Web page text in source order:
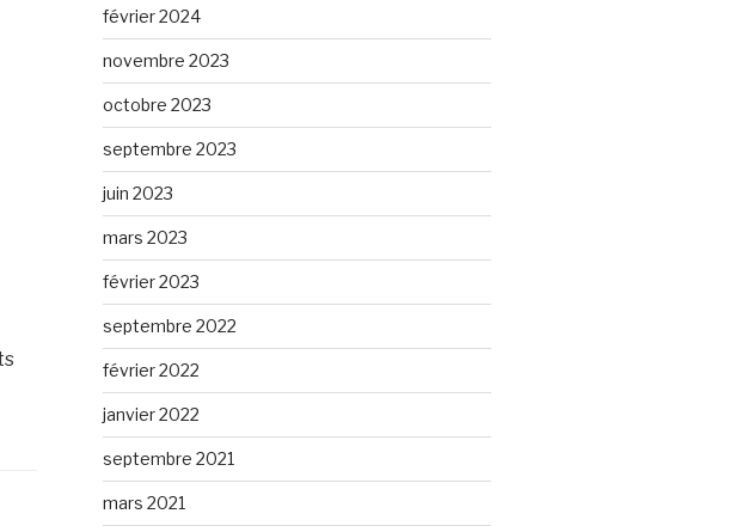
février 2024
novembre 2023
octobre 2023
septembre 2023
juin 2023
mars 2023
février 2023
septembre 2022
février 2022
janvier 2022
septembre 2021
mars 2021